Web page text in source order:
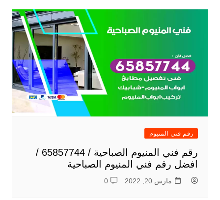
رقم فني المنيوم
رقم فني المنيوم الصباحية / 65857744 /
افضل رقم فني المنيوم الصباحية
مارس 20, 2022 0